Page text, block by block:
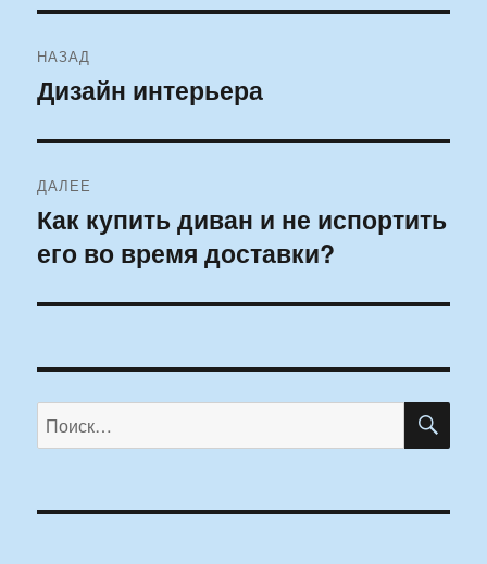
по
НАЗАД
Предыдущая
Дизайн интерьера
ДАЛЕЕ
Следующая
запись:
Как купить диван и не испортить
его во время доставки?
Искать: